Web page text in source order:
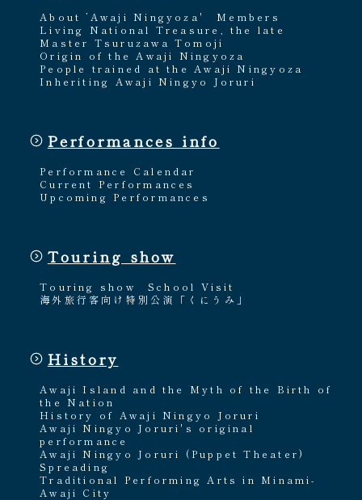
About ’Awaji Ningyoza'
Members
Living National Treasure, the late
Master Tsuruzawa Tomoji
Origin of the Awaji Ningyoza
People trained at the Awaji Ningyoza
Inheriting Awaji Ningyo Joruri
Performances info
Performance Calendar
Current Performances
Upcoming Performances
Touring show
Touring show
School Visit
海外旅行客向け特別公演「くにうみ」
History
Awaji Island and the Myth of the Birth of
the Nation
History of Awaji Ningyo Joruri
Awaji Ningyo Joruri's original
performance
Awaji Ningyo Joruri (Puppet Theater)
Spreading
Traditional Performing Arts in Minami-
Awaji City